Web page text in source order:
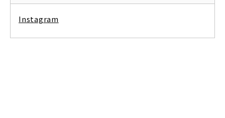
Instagram